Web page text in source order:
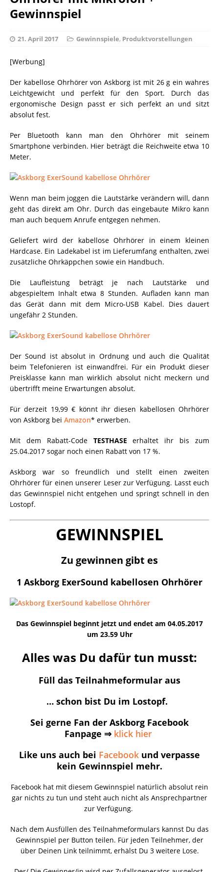
Gewinnspiel
21. April 2017 Gewinnspiele, Produktvorstellungen
[Werbung]
Der kabellose Ohrhörer von Askborg ist mit 26 g ein wahres
Leichtgewicht und perfekt für den Sport. Durch das
ergonomische Design passt er sich perfekt an und sitzt
absolut fest.
Per Bluetooth kann man den Ohrhörer mit seinem
Smartphone verbinden. Hier beträgt die Reichweite etwa 10
Meter.
Wenn man beim joggen die Lautstärke verändern will, dann
geht das direkt am Ohr. Durch das eingebaute Mikro kann
man auch bequem Anrufe entgegen nehmen.
Geliefert wird der kabellose Ohrhörer in einem kleinen
Hardcase. Ein Ladekabel ist im Lieferumfang enthalten, zwei
zusätzliche Ohrkäppchen sowie ein Handbuch.
Die Laufleistung beträgt je nach Lautstärke und
abgespieltem Inhalt etwa 8 Stunden. Aufladen kann man
das Gerät dann mit dem Micro-USB Kabel. Dies dauert
ungefähr 2 Stunden.
Der Sound ist absolut in Ordnung und auch die Qualität
beim Telefonieren ist einwandfrei. Für ein Produkt dieser
Preisklasse kann man wirklich absolut nicht meckern und
übertrifft meine Erwartungen absolut.
Für derzeit 19,99 € könnt ihr diesen kabellosen Ohrhörer
von Askborg bei Amazon* erwerben.
Mit dem Rabatt-Code TESTHASE erhaltet ihr bis zum
25.04.2017 sogar noch einen Rabatt von 17 %.
Askborg war so freundlich und stellt einen zweiten
Ohrhörer für einen unserer Leser zur Verfügung. Lasst euch
das Gewinnspiel nicht entgehen und springt schnell in den
Lostopf.
GEWINNSPIEL
Zu gewinnen gibt es
1 Askborg ExerSound kabellosen Ohrhörer
Das Gewinnspiel beginnt jetzt und endet am 04.05.2017
um 23.59 Uhr
Alles was Du dafür tun musst:
Füll das Teilnahmeformular aus
… schon bist Du im Lostopf.
Sei gerne Fan der Askborg Facebook
Fanpage ⇒ klick hier
Like uns auch bei Facebook und verpasse
kein Gewinnspiel mehr.
Facebook hat mit diesem Gewinnspiel natürlich absolut rein
gar nichts zu tun und steht auch nicht als Ansprechpartner
zur Verfügung.
Nach dem Ausfüllen des Teilnahmeformulars kannst Du das
Gewinnspiel per Button teilen. Für jeden Teilnehmer, der
über Deinen Link teilnimmt, erhälst Du 3 weitere Lose.